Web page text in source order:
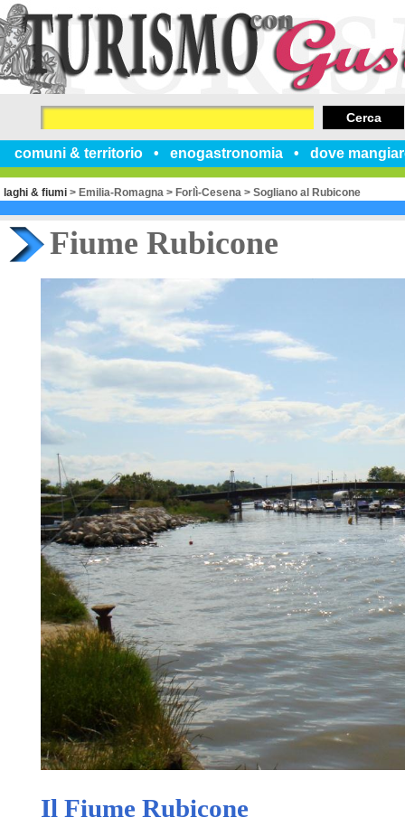
comuni & territorio enogastronomia dove
Cerca
laghi & fiumi > Emilia-Romagna > Forlì-Cesena > Sogliano al Rubicone
Fiume Rubicone
Il Fiume Rubicone